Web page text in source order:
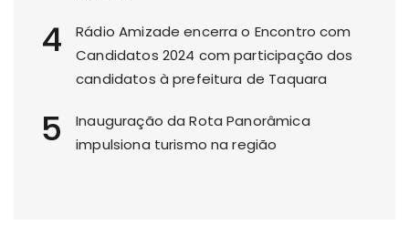
4
Rádio Amizade encerra o Encontro com
Candidatos 2024 com participação dos
candidatos à prefeitura de Taquara
5
Inauguração da Rota Panorâmica
impulsiona turismo na região